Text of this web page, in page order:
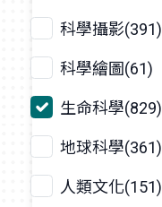
科學攝影(391)
科學繪圖(61)
生命科學(829)
地球科學(361)
人類文化(151)